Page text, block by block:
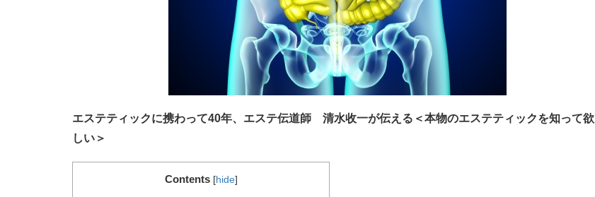
エステティックに携わって40年、エステ伝道師 清水收一が伝える＜本物のエステティックを知って欲
しい＞
Contents [hide]